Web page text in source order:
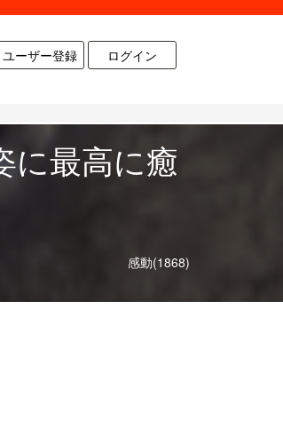
ユーザー登録 ログイン
に最高に癒
感動(1868)